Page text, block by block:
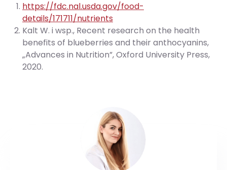
https://fdc.nal.usda.gov/food-
details/171711/nutrients
Kalt W. i wsp., Recent research on the health
benefits of blueberries and their anthocyanins,
„Advances in Nutrition”, Oxford University Press,
2020.